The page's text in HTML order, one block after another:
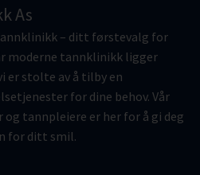
As
– ditt førstevalg for
moderne tannklinikk ligger
er stolte av å tilby en
for dine behov. Vår
tannpleiere er her for å gi deg
for ditt smil.